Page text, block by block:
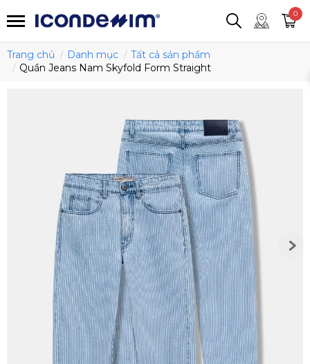
0
Trang chủ Danh mục
Tất cả sản phẩm
Quần Jeans Nam Skyfold Form Straight